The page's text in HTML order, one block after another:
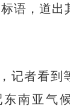
语，道出
者看到
南亚气